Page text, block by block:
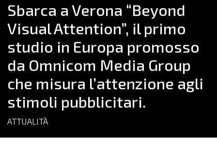
Sbarca a Verona “Beyond
Visual Attention”, il primo
studio in Europa promosso
da Omnicom Media Group
che misura l’attenzione agli
stimoli pubblicitari.
ATTUALITÀ